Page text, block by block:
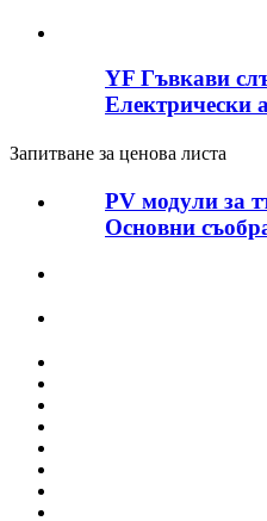
YF Гъвкави
Електрически
Запитване за ценова листа
PV модули за
Основни